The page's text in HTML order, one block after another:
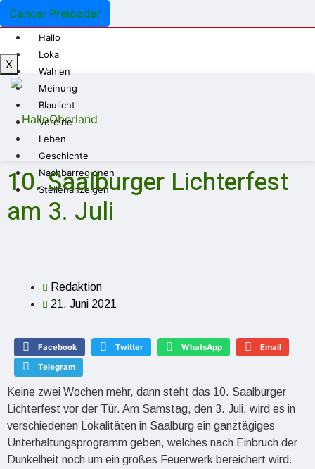
Cancel Preloader
Hallo
Lokal
Wahlen
Meinung
Blaulicht
Vereine
Leben
Geschichte
Nachbarregionen
Stellenanzeigen
X
10. Saalburger Lichterfest
am 3. Juli
Redaktion
21. Juni 2021
Facebook Twitter WhatsApp Email
Telegram
Keine zwei Wochen mehr, dann steht das 10. Saalburger
Lichterfest vor der Tür. Am Samstag, den 3. Juli, wird es in
verschiedenen Lokalitäten in Saalburg ein ganztägiges
Unterhaltungsprogramm geben, welches nach Einbruch der
Dunkelheit noch um ein großes Feuerwerk bereichert wird.